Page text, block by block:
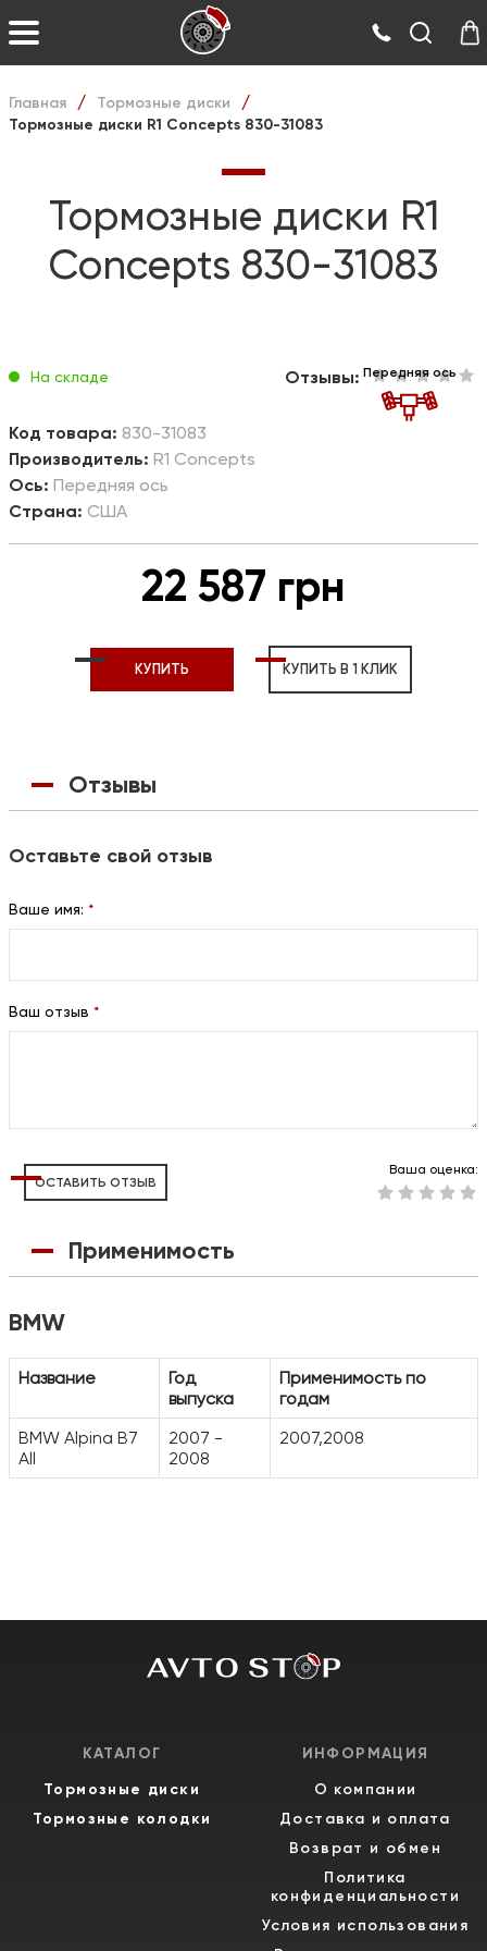
Главная / Тормозные диски /
Тормозные диски R1 Concepts 830-31083
Тормозные диски R1
Concepts 830-31083
Передняя ось
На складе Отзывы:
Код товара: 830-31083
Производитель: R1 Concepts
Ось: Передняя ось
Страна: США
22 587 грн
КУПИТЬ КУПИТЬ В 1 КЛИК
Отзывы
Оставьте свой отзыв
Ваше имя: *
Ваш отзыв *
ОСТАВИТЬ ОТЗЫВ
Ваша оценка:
Применимость
BMW
Название
Год
выпуска
Применимость по
годам
BMW Alpina B7
All
2007 -
2008
2007,2008
КАТАЛОГ
Тормозные диски
Тормозные колодки
ИНФОРМАЦИЯ
О компании
Доставка и оплата
Возврат и обмен
Политика
конфиденциальности
Условия использования